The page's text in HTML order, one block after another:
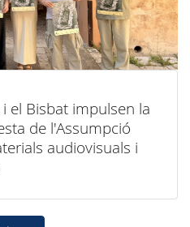
el Bisbat impulsen la
de l'Assumpció
audiovisuals i